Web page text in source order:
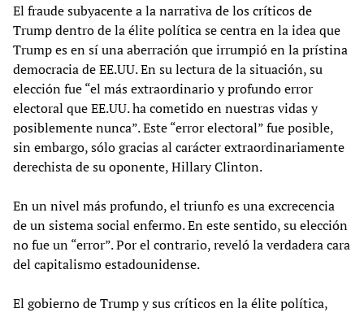
El fraude subyacente a la narrativa de los críticos de
Trump dentro de la élite política se centra en la idea que
Trump es en sí una aberración que irrumpió en la prístina
democracia de EE.UU. En su lectura de la situación, su
elección fue “el más extraordinario y profundo error
electoral que EE.UU. ha cometido en nuestras vidas y
posiblemente nunca”. Este “error electoral” fue posible,
sin embargo, sólo gracias al carácter extraordinariamente
derechista de su oponente, Hillary Clinton.
En un nivel más profundo, el triunfo es una excrecencia
de un sistema social enfermo. En este sentido, su elección
no fue un “error”. Por el contrario, reveló la verdadera cara
del capitalismo estadounidense.
El gobierno de Trump y sus críticos en la élite política,